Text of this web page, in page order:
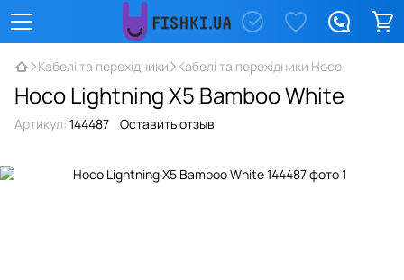
Кабелі та перехідники Кабелі та перехідники Hoco
Hoco Lightning X5 Bamboo White
Артикул: 144487 Оставить отзыв